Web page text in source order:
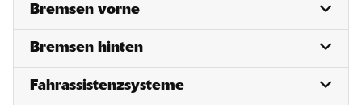
Bremsen vorne
Bremsen hinten
Fahrassistenzsysteme